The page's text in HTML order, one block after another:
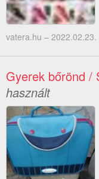
vatera.hu – 2022.02.23.
Gyerek bőrönd /
használt